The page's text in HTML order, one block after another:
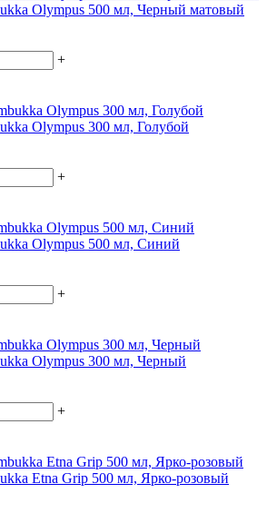
Olympus 500 мл, Черный матовый
+
Olympus 300 мл, Голубой
+
Olympus 500 мл, Синий
+
Olympus 300 мл, Черный
+
Etna Grip 500 мл, Ярко-розовый